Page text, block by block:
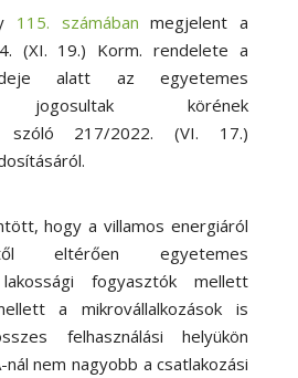
115. számában megjelent a
(XI. 19.) Korm. rendelete a
alatt az egyetemes
jogosultak körének
szóló 217/2022. (VI. 17.)
hogy a villamos energiáról
eltérően egyetemes
fogyasztók mellett
a mikrovállalkozások is
felhasználási helyükön
nem nagyobb a csatlakozási